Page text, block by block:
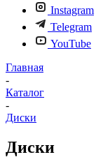
Instagram
Telegram
YouTube
Главная
-
Каталог
-
Диски
Диски